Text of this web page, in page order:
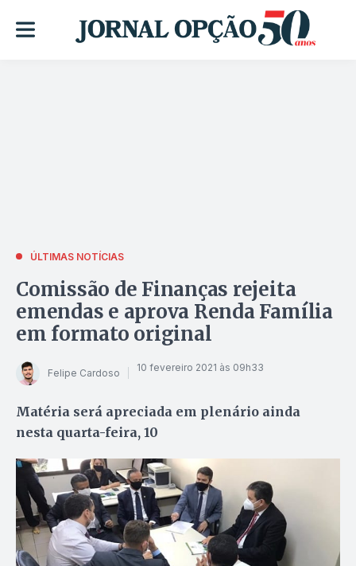
ÚLTIMAS NOTÍCIAS
Comissão de Finanças rejeita
emendas e aprova Renda Família
em formato original
Felipe Cardoso 10 fevereiro 2021 às 09h33
Matéria será apreciada em plenário ainda
nesta quarta-feira, 10